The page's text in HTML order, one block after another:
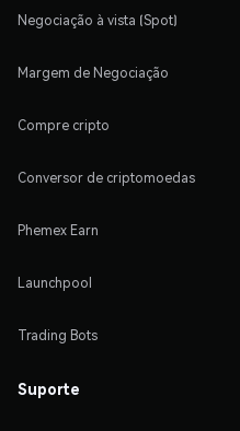
Negociação à vista (Spot)
Margem de Negociação
Compre cripto
Conversor de criptomoedas
Phemex Earn
Launchpool
Trading Bots
Suporte